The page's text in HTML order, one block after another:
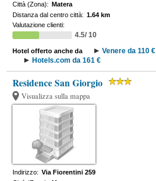
Città (Zona): Matera
Distanza dal centro città: 1.64 km
Valutazione clienti:
4.5/ 10
Hotel offerto anche da Venere da 110 €
Hotels.com da 161 €
Residence San Giorgio
Visualizza sulla mappa
Indirizzo: Via Fiorentini 259